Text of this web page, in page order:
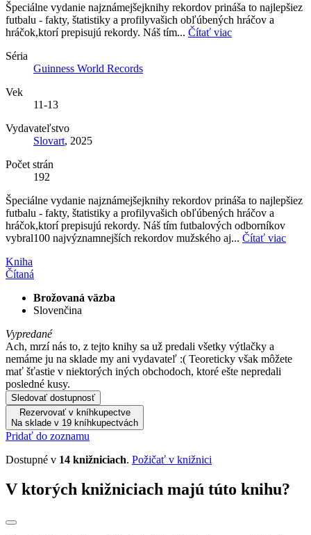
Špeciálne vydanie najznámejšejknihy rekordov prináša to najlepšiez
futbalu - fakty, štatistiky a profilyvašich obľúbených hráčov a
hráčok,ktorí prepisujú rekordy. Náš tím... Čítať viac
Séria
Guinness World Records
Vek
11-13
Vydavateľstvo
Slovart, 2025
Počet strán
192
Špeciálne vydanie najznámejšejknihy rekordov prináša to najlepšiez
futbalu - fakty, štatistiky a profilyvašich obľúbených hráčov a
hráčok,ktorí prepisujú rekordy. Náš tím futbalových odborníkov
vybral100 najvýznamnejších rekordov mužského aj... Čítať viac
Kniha
Čítaná
Brožovaná väzba
Slovenčina
Vypredané
Ach, mrzí nás to, z tejto knihy sa už predali všetky výtlačky a
nemáme ju na sklade my ani vydavateľ :( Teoreticky však môžete
mať šťastie v niektorých iných obchodoch, ktoré ešte nepredali
posledné kusy.
Sledovať dostupnosť
Rezervovať v kníhkupectve
Na sklade v 19 kníhkupectvách
Pridať do zoznamu
Dostupné v 14 knižniciach. Požičať v knižnici
V ktorých knižniciach majú túto knihu?